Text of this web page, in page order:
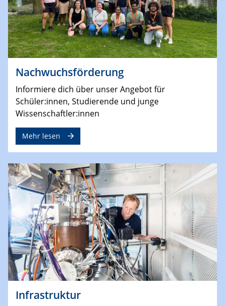
Nachwuchsförderung
Informiere dich über unser Angebot für
Schüler:innen, Studierende und junge
Wissenschaftler:innen
Mehr lesen
Infrastruktur